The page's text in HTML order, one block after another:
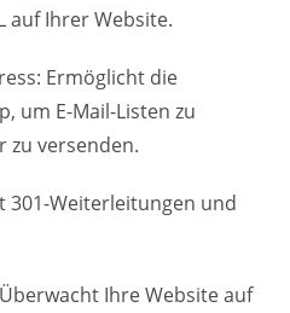
auf Ihrer Website.
Ermöglicht die
um E-Mail-Listen zu
zu versenden.
301-Weiterleitungen und
Ihre Website auf